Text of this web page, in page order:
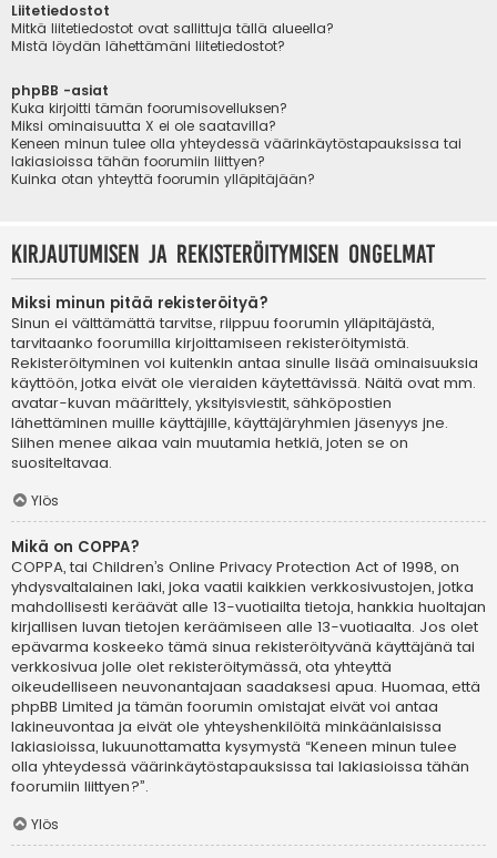
Liitetiedostot
Mitkä liitetiedostot ovat sallittuja tällä alueella?
Mistä löydän lähettämäni liitetiedostot?
phpBB -asiat
Kuka kirjoitti tämän foorumisovelluksen?
Miksi ominaisuutta X ei ole saatavilla?
Keneen minun tulee olla yhteydessä väärinkäytöstapauksissa tai
lakiasioissa tähän foorumiin liittyen?
Kuinka otan yhteyttä foorumin ylläpitäjään?
Kirjautumisen ja rekisteröitymisen ongelmat
Miksi minun pitää rekisteröityä?
Sinun ei välttämättä tarvitse, riippuu foorumin ylläpitäjästä,
tarvitaanko foorumilla kirjoittamiseen rekisteröitymistä.
Rekisteröityminen voi kuitenkin antaa sinulle lisää ominaisuuksia
käyttöön, jotka eivät ole vieraiden käytettävissä. Näitä ovat mm.
avatar-kuvan määrittely, yksityisviestit, sähköpostien
lähettäminen muille käyttäjille, käyttäjäryhmien jäsenyys jne.
Siihen menee aikaa vain muutamia hetkiä, joten se on
suositeltavaa.
Ylös
Mikä on COPPA?
COPPA, tai Children’s Online Privacy Protection Act of 1998, on
yhdysvaltalainen laki, joka vaatii kaikkien verkkosivustojen, jotka
mahdollisesti keräävät alle 13-vuotiailta tietoja, hankkia huoltajan
kirjallisen luvan tietojen keräämiseen alle 13-vuotiaalta. Jos olet
epävarma koskeeko tämä sinua rekisteröityvänä käyttäjänä tai
verkkosivua jolle olet rekisteröitymässä, ota yhteyttä
oikeudelliseen neuvonantajaan saadaksesi apua. Huomaa, että
phpBB Limited ja tämän foorumin omistajat eivät voi antaa
lakineuvontaa ja eivät ole yhteyshenkilöitä minkäänlaisissa
lakiasioissa, lukuunottamatta kysymystä “Keneen minun tulee
olla yhteydessä väärinkäytöstapauksissa tai lakiasioissa tähän
foorumiin liittyen?”.
Ylös